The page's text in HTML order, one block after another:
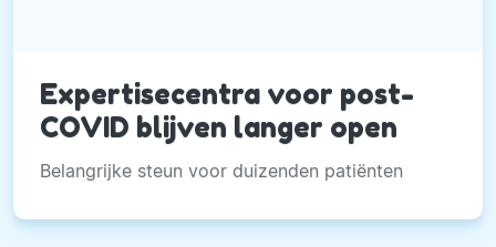
Expertisecentra voor post-
COVID blijven langer open
Belangrijke steun voor duizenden patiënten